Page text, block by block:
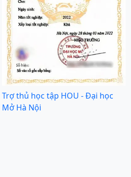
Trợ thủ học tập HOU - Đại học
Mở Hà Nội